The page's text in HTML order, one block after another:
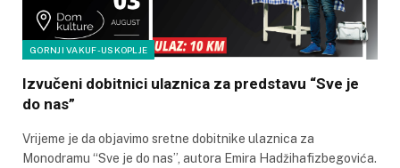
GORNJI VAKUF-USKOPLJE
Izvučeni dobitnici ulaznica za predstavu “Sve je
do nas”
Vrijeme je da objavimo sretne dobitnike ulaznica za
Monodramu “Sve je do nas”, autora Emira Hadžihafizbegovića.